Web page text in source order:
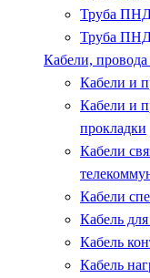
Труба
Труба
Кабели, провода
Кабели и
Кабели и
прокладки
Кабели
Кабели
Кабель
Кабель
Кабель